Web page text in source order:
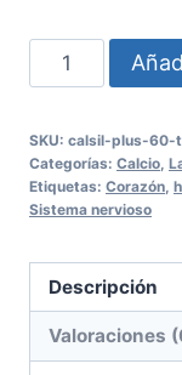
CALSIL
PLUS
Tabletas
cantidad
SKU: calsil-plus-60-
Categorías: Calcio
Etiquetas: Corazón
Sistema nervioso
Descripción
Valoraciones